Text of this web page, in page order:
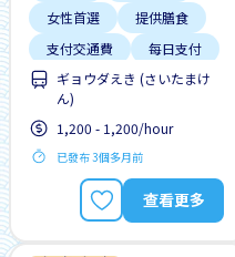
女性首選
提供膳食
支付交通費
每日支付
無經驗要求
男性首選
自行車停放處
ギョウダえき (さいたまけ
ん)
1,200 - 1,200/hour
已發布 3個多月前
查看更多